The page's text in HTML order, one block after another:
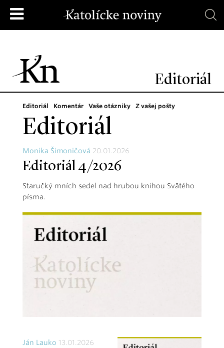
Editoriál
Editoriál Komentár Vaše otázniky Z vašej pošty
Editoriál
Monika Šimoničová 20.01.2026
Editoriál 4/2026
Staručký mních sedel nad hrubou knihou Svätého
písma.
Ján Lauko 13.01.2026